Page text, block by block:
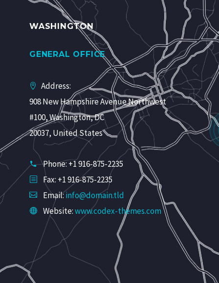
WASHINGTON
GENERAL OFFICE
Address:
908 New Hampshire Avenue Northwest
#100, Washington, DC
20037, United States
Phone: +1 916-875-2235
Fax: +1 916-875-2235
Email:info@domain.tld
Website:www.codex-themes.com